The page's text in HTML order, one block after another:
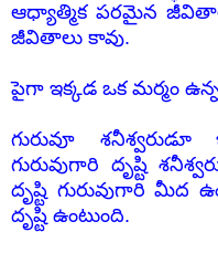
ఆధ్యాత్మిక పరమైన
జీవితాలు కావు.
పైగా ఇక్కడ ఒక మర్మం
గురువూ శనీశ్వరుడూ
గురువుగారి దృష్టి
దృష్టి గురువుగారి మీద
దృష్టి ఉంటుంది.